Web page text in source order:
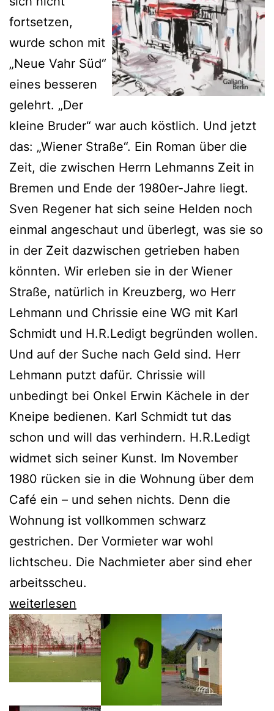
fortsetzen,
wurde schon mit
„Neue Vahr Süd“
eines besseren
gelehrt. „Der
kleine Bruder“ war auch köstlich. Und jetzt
das: „Wiener Straße“. Ein Roman über die
Zeit, die zwischen Herrn Lehmanns Zeit in
Bremen und Ende der 1980er-Jahre liegt.
Sven Regener hat sich seine Helden noch
einmal angeschaut und überlegt, was sie so
in der Zeit dazwischen getrieben haben
könnten. Wir erleben sie in der Wiener
Straße, natürlich in Kreuzberg, wo Herr
Lehmann und Chrissie eine WG mit Karl
Schmidt und H.R.Ledigt begründen wollen.
Und auf der Suche nach Geld sind. Herr
Lehmann putzt dafür. Chrissie will
unbedingt bei Onkel Erwin Kächele in der
Kneipe bedienen. Karl Schmidt tut das
schon und will das verhindern. H.R.Ledigt
widmet sich seiner Kunst. Im November
1980 rücken sie in die Wohnung über dem
Café ein – und sehen nichts. Denn die
Wohnung ist vollkommen schwarz
gestrichen. Der Vormieter war wohl
lichtscheu. Die Nachmieter aber sind eher
arbeitsscheu.
Sven
Regener
lässt
Herrn
Lehmann
keine
weiterlesen